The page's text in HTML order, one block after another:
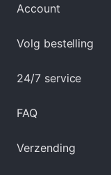
Account
Volg bestelling
24/7 service
FAQ
Verzending